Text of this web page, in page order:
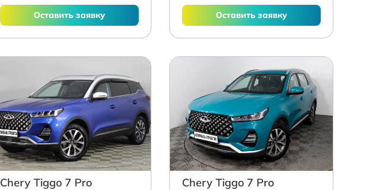
Оставить заявку Оставить заявку
Chery Tiggo 7 Pro Chery Tiggo 7 Pro